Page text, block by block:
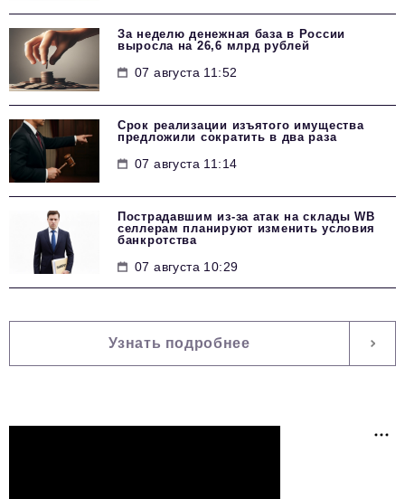
За неделю денежная база в России
выросла на 26,6 млрд рублей
07 августа 11:52
Срок реализации изъятого имущества
предложили сократить в два раза
07 августа 11:14
Пострадавшим из-за атак на склады WВ
селлерам планируют изменить условия
банкротства
07 августа 10:29
Узнать подробнее